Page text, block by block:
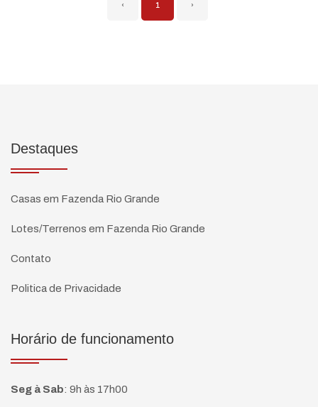
‹ 1 ›
Destaques
Casas em Fazenda Rio Grande
Lotes/Terrenos em Fazenda Rio Grande
Contato
Politica de Privacidade
Horário de funcionamento
Seg à Sab: 9h às 17h00